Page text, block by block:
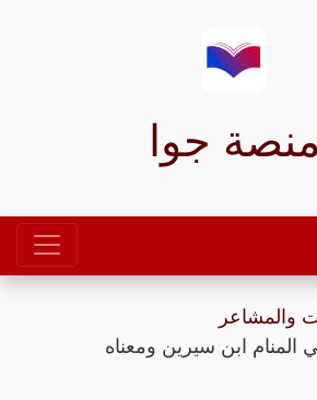
منصة جوا
والمشاعر
المنام ابن سيرين ومعناه